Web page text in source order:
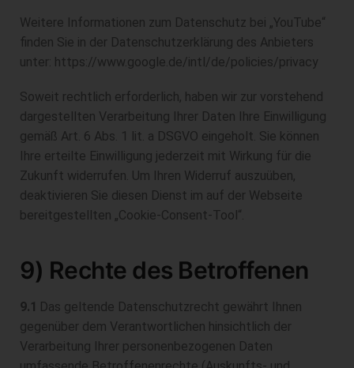
Weitere Informationen zum Datenschutz bei „YouTube“
finden Sie in der Datenschutzerklärung des Anbieters
unter: https://www.google.de/intl/de/policies/privacy
Soweit rechtlich erforderlich, haben wir zur vorstehend
dargestellten Verarbeitung Ihrer Daten Ihre Einwilligung
gemäß Art. 6 Abs. 1 lit. a DSGVO eingeholt. Sie können
Ihre erteilte Einwilligung jederzeit mit Wirkung für die
Zukunft widerrufen. Um Ihren Widerruf auszuüben,
deaktivieren Sie diesen Dienst im auf der Webseite
bereitgestellten „Cookie-Consent-Tool“.
9) Rechte des Betroffenen
9.1 Das geltende Datenschutzrecht gewährt Ihnen
gegenüber dem Verantwortlichen hinsichtlich der
Verarbeitung Ihrer personenbezogenen Daten